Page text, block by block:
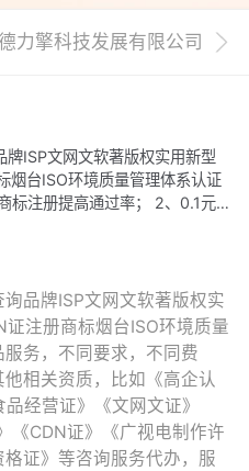
力擎科技发展有限公司
ISP文网文软著版权实用新型
烟台ISO环境质量管理体系认证
标注册提高通过率； 2、0.1元
含网站域名）； 5、注册商标可
独购买赠品； 9、24小时客户
品牌ISP文网文软著版权实
注册商标烟台ISO环境质量
务，不同要求，不同费
相关资质，比如《高企认
经营证》《文网文证》
《CDN证》《广视电制作许
证》等咨询服务代办，服